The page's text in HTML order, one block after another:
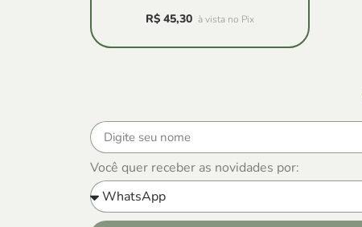
R$ 45,30 à vista no Pix
Você quer receber as novidades por: